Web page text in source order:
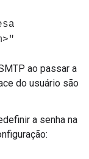
ao passar a
do usuário são
a senha na